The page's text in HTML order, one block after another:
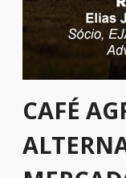
CAFÉ